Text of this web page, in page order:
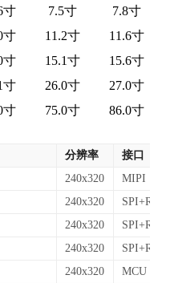
寸 7.5寸
7.8寸
寸 11.2寸
11.6寸
寸 15.1寸
15.6寸
寸 26.0寸
27.0寸
寸 75.0寸 86.0寸
分辨率 接口
240x320
MIPI
240x320
SPI+RGB
240x320
SPI+RGB
240x320
SPI+RGB
240x320
MCU